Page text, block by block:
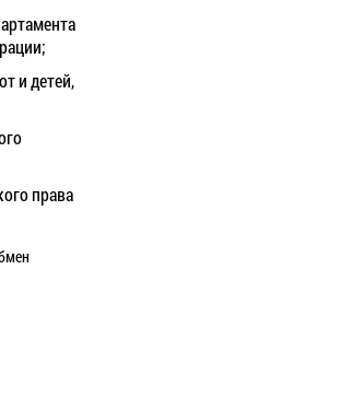
и детей,
права